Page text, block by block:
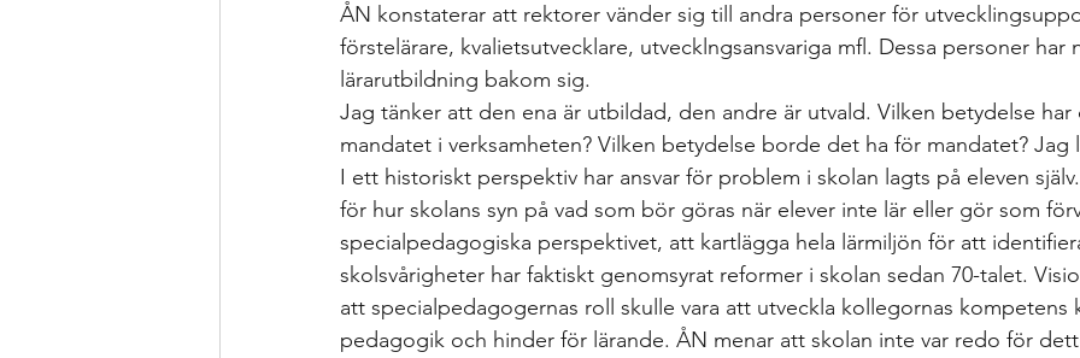
ÅN konstaterar att rektorer vänder sig till andra personer för
förstelärare, kvalietsutvecklare, utvecklngsansvariga mfl. Dessa personer har
lärarutbildning bakom sig.
Jag tänker att den ena är utbildad, den andre är utvald. Vilken betydelse
mandatet i verksamheten? Vilken betydelse borde det ha för mandatet? Jag
I ett historiskt perspektiv har ansvar för problem i skolan lagts på eleven
för hur skolans syn på vad som bör göras när elever inte lär eller gör som
specialpedagogiska perspektivet, att kartlägga hela lärmiljön för att
skolsvårigheter har faktiskt genomsyrat reformer i skolan sedan 70-talet.
att specialpedagogernas roll skulle vara att utveckla kollegornas
pedagogik och hinder för lärande. ÅN menar att skolan inte var redo för